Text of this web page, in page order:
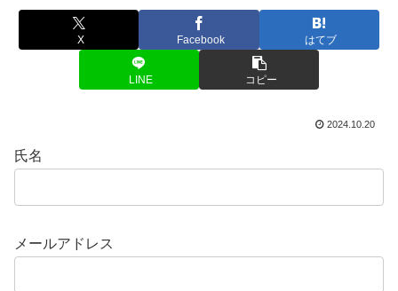
X Facebook はてブ
LINE コピー
2024.10.20
氏名
メールアドレス